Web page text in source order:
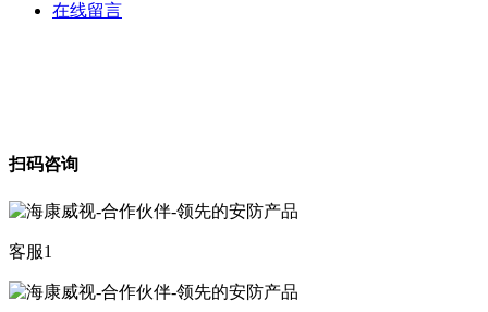
在线留言
扫码咨询
客服1